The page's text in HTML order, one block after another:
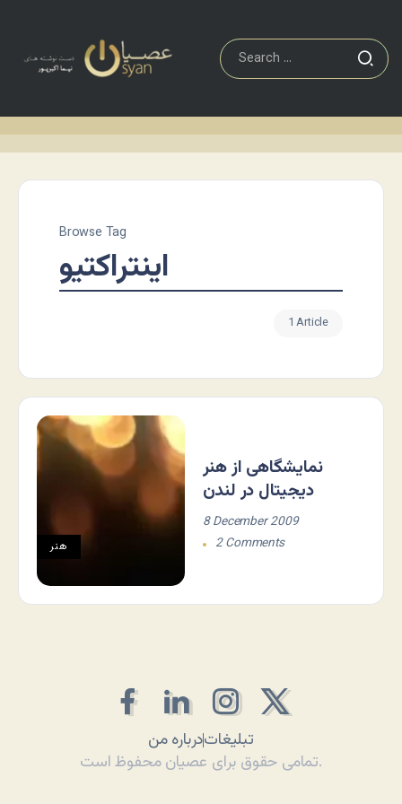
Browse Tag
اینتراکتیو
1 Article
هنر
نمایشگاهی از هنر
دیجیتال در لندن
8 December 2009
2 Comments
درباره منتبلیغات
تمامی حقوق برای عصیان محفوظ است.